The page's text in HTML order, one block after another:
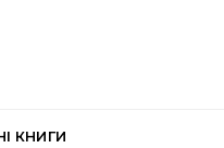
КНИГИ